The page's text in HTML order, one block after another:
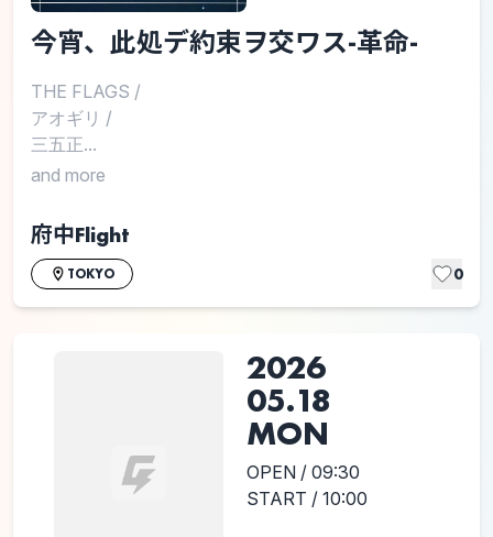
今宵、此処デ約束ヲ交ワス-革命-
THE FLAGS /
アオギリ /
三五正...
and more
府中Flight
TOKYO 0
2026
05.18
MON
OPEN / 09:30
START / 10:00